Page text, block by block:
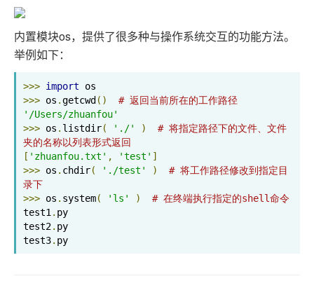
内置模块os，提供了很多种与操作系统交互的功能方法。
举例如下：
>>> import
>>> os .getcwd()
# 返回当前所在的工作路径
'/Users/zhuanfou'
>>> os . listdir( './' )
# 将指定路径下的文件、文件
夹的名称以列表形式返回
[ 'zhuanfou.txt' , 'test' ]
>>> os . chdir( './test' )
# 将工作路径修改到指定目
录下
>>> os . system( 'ls' )
# 在终端执行指定的shell命令
test1 . py
test2. py
test3. py